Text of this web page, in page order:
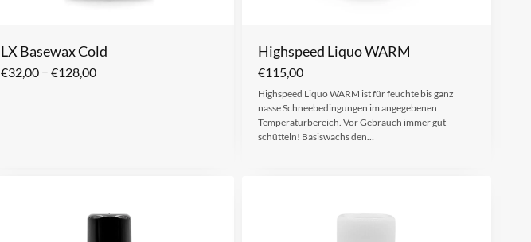
LX Basewax Cold
€32,00– €128,00
Highspeed Liquo WARM
€115,00
Highspeed Liquo WARM ist für feuchte bis ganz
nasse Schneebedingungen im angegebenen
Temperaturbereich. Vor Gebrauch immer gut
schütteln! Basiswachs den…